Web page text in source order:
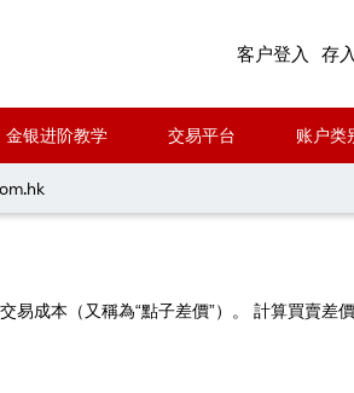
客户登入 存
金银进阶教学 交易平台 账户类
成本（又稱為“點子差價”）。 計算買賣